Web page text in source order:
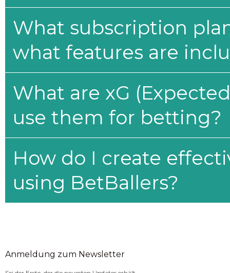
What subscription
what features are
What are xG
use them for betting?
How do I create
using BetBallers?
Anmeldung zum Newsletter